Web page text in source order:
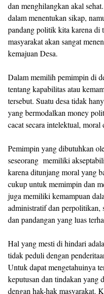
dan menghilangkan akal
dalam menentukan sikap,
pandang politik kita karena di
masyarakat akan sangat
kemajuan Desa.
Dalam memilih pemimpin di
tentang kapabilitas atau
tersebut. Suatu desa tidak
yang bermodalkan money
cacat secara intelektual, moral
Pemimpin yang dibutuhkan
seseorang memiliki
karena ditunjang moral yang
cukup untuk memimpin dan
juga memiliki kemampuan
administratif dan perpolitikan,
dan pandangan yang luas
Hal yang mesti di hindari
tidak peduli dengan
Untuk dapat mengetahuinya
keputusan dan tindakan yang
dengan hak-hak masyarakat.